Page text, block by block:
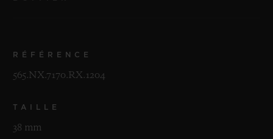
RÉFÉRENCE
565.NX.7170.RX.1204
TAILLE
38 mm